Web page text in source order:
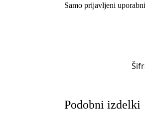
Samo prijavljeni
Podobni izdelki